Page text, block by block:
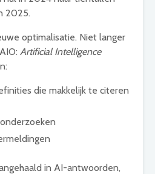
2025.
optimalisatie. Niet langer
Artificial Intelligence
die makkelijk te citeren
in AI-antwoorden,